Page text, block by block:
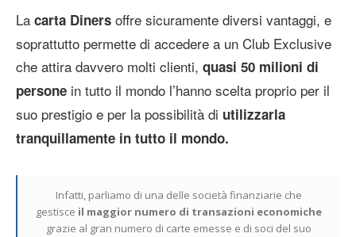
La carta Diners offre sicuramente diversi vantaggi, e
soprattutto permette di accedere a un Club Exclusive
che attira davvero molti clienti, quasi 50 milioni di
persone in tutto il mondo l’hanno scelta proprio per il
suo prestigio e per la possibilità di utilizzarla
tranquillamente in tutto il mondo.
Infatti, parliamo di una delle società finanziarie che
gestisce il maggior numero di transazioni economiche
grazie al gran numero di carte emesse e di soci del suo